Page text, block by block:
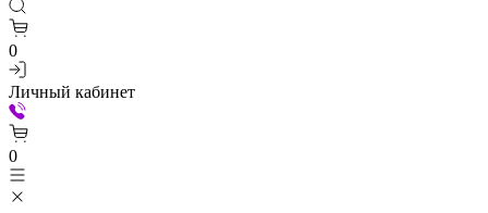
0
Личный кабинет
0